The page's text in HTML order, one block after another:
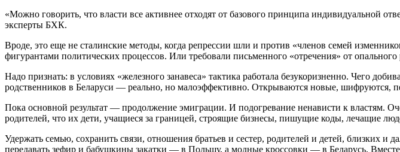
«Можно говорить, что власти все активнее отходят от базового принципа индивидуальной
эксперты БХК.
Вроде, это еще не сталинские методы, когда репрессии шли и против «членов семей
фигурантами политических процессов. Или требовали письменного «отречения» от опального
Надо признать: в условиях «железного занавеса» тактика работала безукоризненно. Чего
родственников в Беларуси — реально, но малоэффективно. Открываются новые, шифруются,
Пока основной результат — продолжение эмиграции. И подогревание ненависти к властям.
родителей, что их дети, учащиеся за границей, строящие бизнесы, пишущие коды, лечащие
Удержать семью, сохранить связи, отношения братьев и сестер, родителей и детей, близких
передавать зефир и бабушкины закатки — в Польшу, а модные кроссовки — в Беларусь.